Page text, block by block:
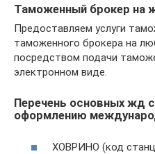
Таможенный брокер на
Предоставляем услуги
таможенного брокера на
посредством подачи
электронном виде.
Перечень основных жд
оформлению
ХОВРИНО (код